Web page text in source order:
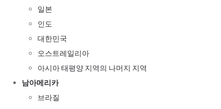
일본
인도
대한민국
오스트레일리아
아시아 태평양 지역의 나머지 지역
남아메리카
브라질